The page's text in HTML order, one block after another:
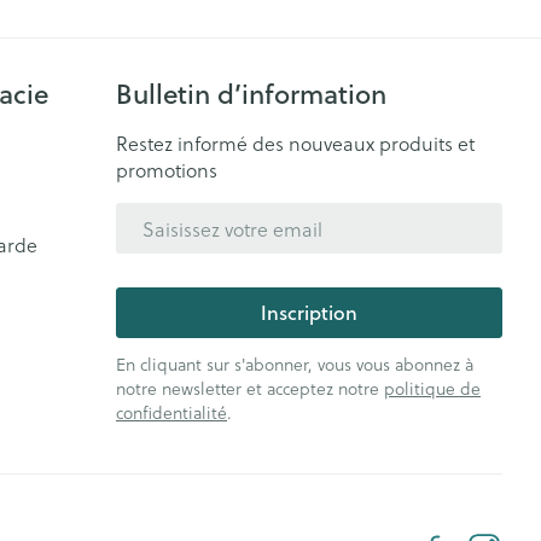
Bulletin d’information
Restez informé des nouveaux produits et
promotions
Inscription
En cliquant sur s'abonner, vous vous abonnez à
notre newsletter et acceptez notre politique de
confidentialité.